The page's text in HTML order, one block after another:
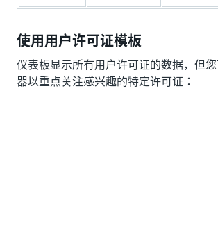
使用用户许可证模板
仪表板显示所有用户许可证的数据，但
器以重点关注感兴趣的特定许可证：